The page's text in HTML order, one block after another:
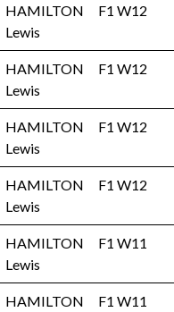
HAMILTON
Lewis
F1 W12
HAMILTON
Lewis
F1 W12
HAMILTON
Lewis
F1 W12
HAMILTON
Lewis
F1 W12
HAMILTON
Lewis
F1 W11
HAMILTON
F1 W11